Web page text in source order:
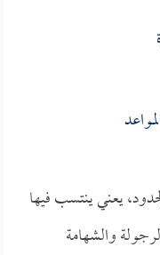
يعني ينتسب فيها
والشهامة